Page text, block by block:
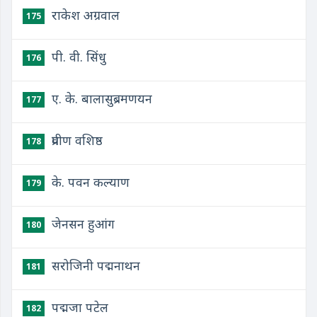
175 राकेश अग्रवाल
176 पी. वी. सिंधु
177 ए. के. बालासुब्रमणयन
178 प्रवीण वशिष्ठ
179 के. पवन कल्याण
180 जेनसन हुआंग
181 सरोजिनी पद्मनाथन
182 पद्मजा पटेल